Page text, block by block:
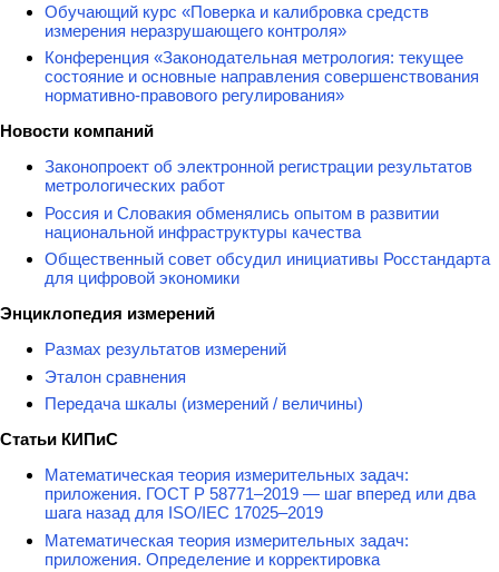
Обучающий курс «Поверка и калибровка средств
измерения неразрушающего контроля»
Конференция «Законодательная метрология: текущее
состояние и основные направления совершенствования
нормативно-правового регулирования»
Новости компаний
Законопроект об электронной регистрации результатов
метрологических работ
Россия и Словакия обменялись опытом в развитии
национальной инфраструктуры качества
Общественный совет обсудил инициативы Росстандарта
для цифровой экономики
Энциклопедия измерений
Размах результатов измерений
Эталон сравнения
Передача шкалы (измерений / величины)
Статьи КИПиС
Математическая теория измерительных задач:
приложения. ГОСТ Р 58771–2019 — шаг вперед или два
шага назад для ISO/IEC 17025–2019
Математическая теория измерительных задач:
приложения. Определение и корректировка